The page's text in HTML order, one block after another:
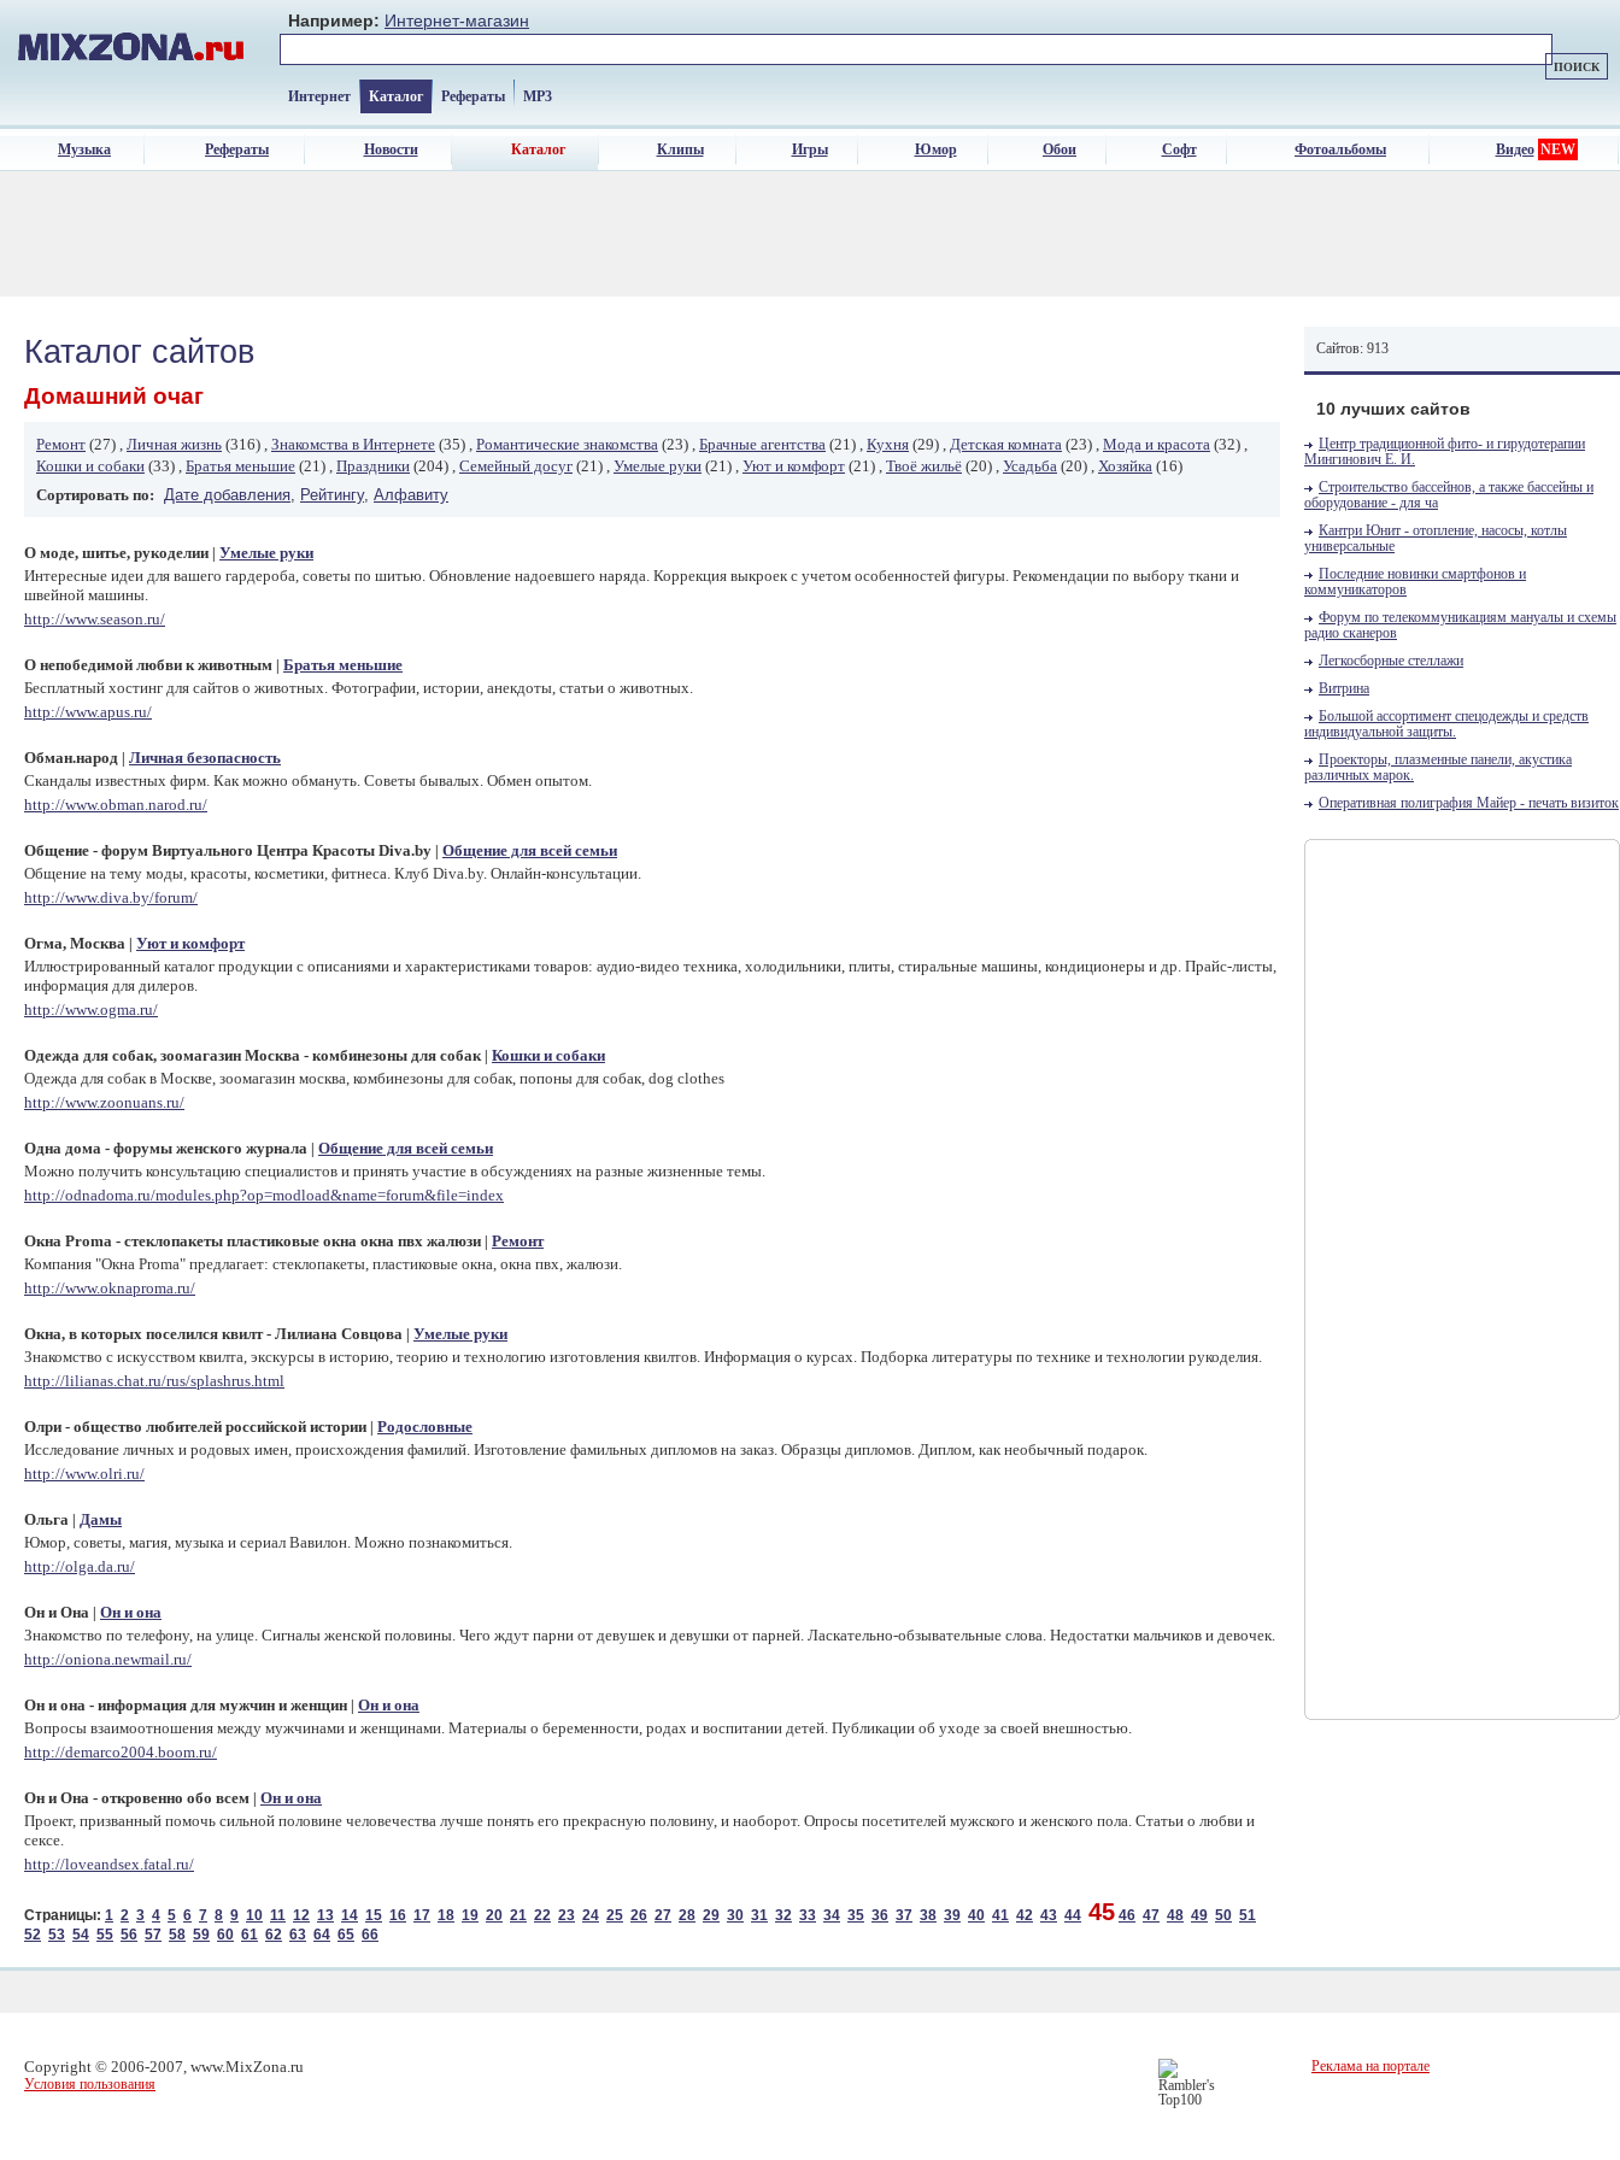
Например: Интернет-магазин
Интернет Каталог Рефераты MP3
Музыка Рефераты Новости Каталог Клипы Игры Юмор Обои Софт Фотоальбомы Видео NEW
Каталог сайтов
Домашний очаг
Ремонт (27) , Личная жизнь (316) , Знакомства в Интернете (35) , Романтические знакомства (23) , Брачные агентства (21) , Кухня (29) , Детская комната (23) , Мода и красота (32) ,
Кошки и собаки (33) , Братья меньшие (21) , Праздники (204) , Семейный досуг (21) , Умелые руки (21) , Уют и комфорт (21) , Твоё жильё (20) , Усадьба (20) , Хозяйка (16)
Сортировать по: Дате добавления, Рейтингу, Алфавиту
О моде, шитье, рукоделии Умелые руки
Интересные идеи для вашего гардероба, советы по шитью. Обновление надоевшего наряда. Коррекция выкроек с учетом особенностей фигуры. Рекомендации по выбору ткани и
швейной машины.
http://www.season.ru/
О непобедимой любви к животным Братья меньшие
Бесплатный хостинг для сайтов о животных. Фотографии, истории, анекдоты, статьи о животных.
http://www.apus.ru/
Обман.народ Личная безопасность
Скандалы известных фирм. Как можно обмануть. Советы бывалых. Обмен опытом.
http://www.obman.narod.ru/
Общение - форум Виртуального Центра Красоты Diva.by Общение для всей семьи
Общение на тему моды, красоты, косметики, фитнеса. Клуб Diva.by. Онлайн-консультации.
http://www.diva.by/forum/
Огма, Москва Уют и комфорт
Иллюстрированный каталог продукции с описаниями и характеристиками товаров: аудио-видео техника, холодильники, плиты, стиральные машины, кондиционеры и др. Прайс-листы,
информация для дилеров.
http://www.ogma.ru/
Одежда для собак, зоомагазин Москва - комбинезоны для собак| Кошки и собаки
Одежда для собак в Москве, зоомагазин москва, комбинезоны для собак, попоны для собак, dog clothes
http://www.zoonuans.ru/
Одна дома - форумы женского журнала Общение для всей семьи
Можно получить консультацию специалистов и принять участие в обсуждениях на разные жизненные темы.
http://odnadoma.ru/modules.php?op=modload&name=forum&file=index
Окна Proma - стеклопакеты пластиковые окна окна пвх жалюзи Ремонт
Компания "Окна Proma" предлагает: стеклопакеты, пластиковые окна, окна пвх, жалюзи.
http://www.oknaproma.ru/
Окна, в которых поселился квилт - Лилиана Совцова Умелые руки
Знакомство с искусством квилта, экскурсы в историю, теорию и технологию изготовления квилтов. Информация о курсах. Подборка литературы по технике и технологии рукоделия.
http://lilianas.chat.ru/rus/splashrus.html
Олри - общество любителей российской истории Родословные
Исследование личных и родовых имен, происхождения фамилий. Изготовление фамильных дипломов на заказ. Образцы дипломов. Диплом, как необычный подарок.
http://www.olri.ru/
Ольга Дамы
Юмор, советы, магия, музыка и сериал Вавилон. Можно познакомиться.
http://olga.da.ru/
Он и Она Он и она
Знакомство по телефону, на улице. Сигналы женской половины. Чего ждут парни от девушек и девушки от парней. Ласкательно-обзывательные слова. Недостатки мальчиков и девочек.
http://oniona.newmail.ru/
Он и она - информация для мужчин и женщин Он и она
Вопросы взаимоотношения между мужчинами и женщинами. Материалы о беременности, родах и воспитании детей. Публикации об уходе за своей внешностью.
http://demarco2004.boom.ru/
Он и Она - откровенно обо всем Он и она
Проект, призванный помочь сильной половине человечества лучше понять его прекрасную половину, и наоборот. Опросы посетителей мужского и женского пола. Статьи о любви и
сексе.
http://loveandsex.fatal.ru/
Страницы: 1 2 3 4 5 6 7 8 9 10 11 12 13 14 15 16 17 18 19 20 21 22 23 24 25 26 27 28 29 30 31 32 33 34 35 36 37 38 39 40 41 42 43 44 45 46 47 48 49 50 51
52 53 54 55 56 57 58 59 60 61 62 63 64 65 66
Сайтов: 913
10 лучших сайтов
Центр традиционной фито- и гирудотерапии
Мингинович Е. И.
Строительство бассейнов, а также бассейны и
оборудование - для ча
Кантри Юнит - отопление, насосы, котлы
универсальные
Последние новинки смартфонов и
коммуникаторов
Форум по телекоммуникациям мануалы и схемы
радио сканеров
Легкосборные стеллажи
Витрина
Большой ассортимент спецодежды и средств
индивидуальной защиты.
Проекторы, плазменные панели, акустика
различных марок.
Оперативная полиграфия Майер - печать визиток
Copyright © 2006-2007, www.MixZona.ru
Условия пользования
Реклама на портале